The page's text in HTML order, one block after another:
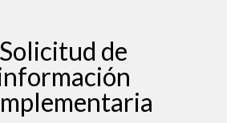
Solicitud de